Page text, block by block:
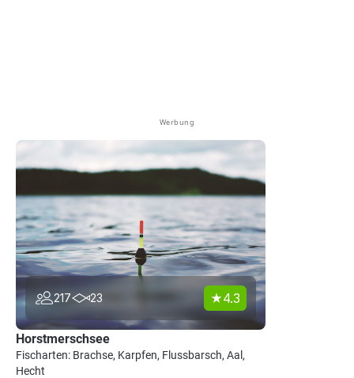
Werbung
217 23 4.3
Horstmerschsee
Fischarten: Brachse, Karpfen, Flussbarsch, Aal,
Hecht